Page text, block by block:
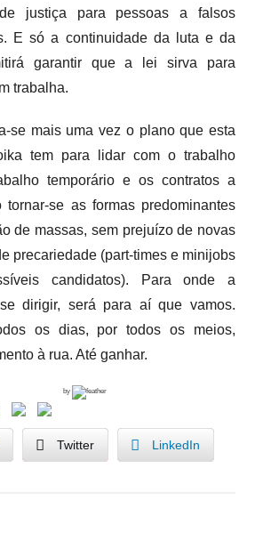
de justiça para pessoas a falsos
E só a continuidade da luta e da
garantir que a lei sirva para
trabalha.
se mais uma vez o plano que esta
tem para lidar com o trabalho
temporário e os contratos a
tornar-se as formas predominantes
de massas, sem prejuízo de novas
precariedade (part-times e minijobs
candidatos). Para onde a
dirigir, será para aí que vamos.
os dias, por todos os meios,
à rua. Até ganhar.
by
Twitter LinkedIn